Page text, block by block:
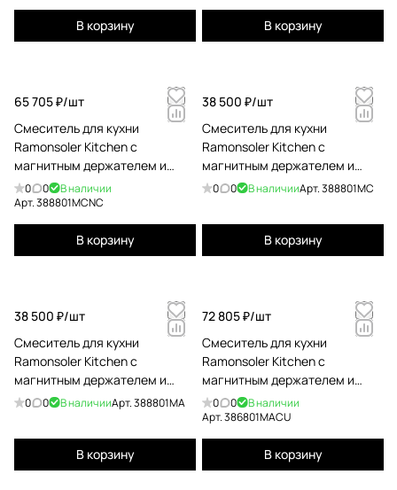
В корзину В корзину
65 705 ₽/шт
Смеситель для кухни
Ramonsoler Kitchen с
магнитным держателем и
гибким изливом magnet
никель 388801MCNC
0 0
В наличии
Арт.388801MCNC
В корзину
38 500 ₽/шт
Смеситель для кухни
Ramonsoler Kitchen с
магнитным держателем и
гибким изливом magnet
0 0 В наличииАрт.388801MC
В корзину
38 500 ₽/шт
Смеситель для кухни
Ramonsoler Kitchen с
магнитным держателем и
гибким изливом magnet
0 0 В наличииАрт.388801MA
В корзину
72 805 ₽/шт
Смеситель для кухни
Ramonsoler Kitchen с
магнитным держателем и
гибким изливом magnet медь
386801MACU
0 0
В наличии
Арт.386801MACU
В корзину